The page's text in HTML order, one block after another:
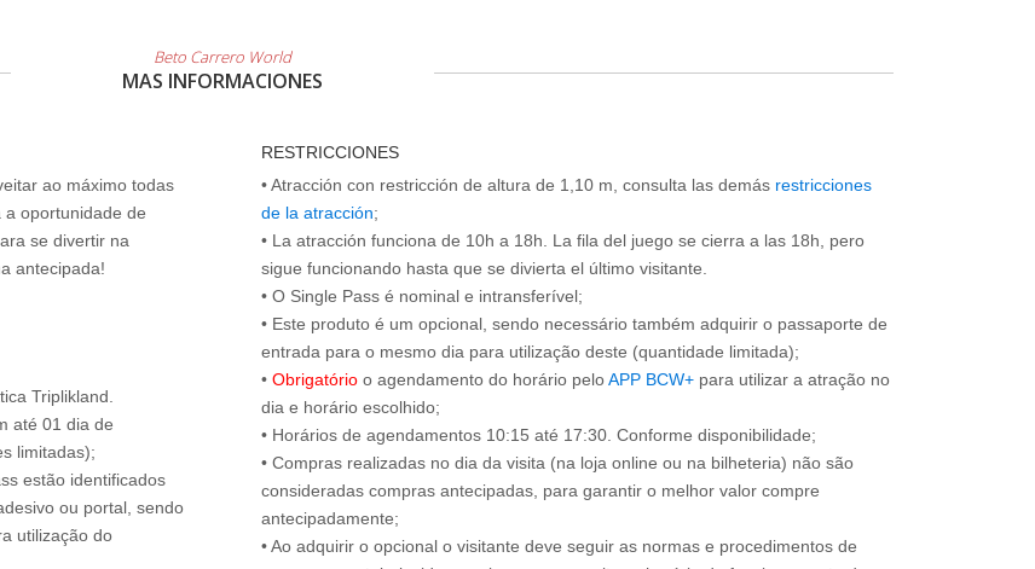
Beto Carrero World
MAS INFORMACIONES
ao máximo todas
oportunidade de
se divertir na
antecipada!
Triplikland.
até 01 dia de
limitadas);
estão identificados
ou portal, sendo
utilização do
RESTRICCIONES
• Atracción con restricción de altura de 1,10 m, consulta las demás restricciones
de la atracción;
• La atracción funciona de 10h a 18h. La fila del juego se cierra a las 18h, pero
sigue funcionando hasta que se divierta el último visitante.
• O Single Pass é nominal e intransferível;
• Este produto é um opcional, sendo necessário também adquirir o passaporte de
entrada para o mesmo dia para utilização deste (quantidade limitada);
• Obrigatório o agendamento do horário peloAPP BCW+ para utilizar a atração no
dia e horário escolhido;
• Horários de agendamentos 10:15 até 17:30. Conforme disponibilidade;
• Compras realizadas no dia da visita (na loja online ou na bilheteria) não são
consideradas compras antecipadas, para garantir o melhor valor compre
antecipadamente;
• Ao adquirir o opcional o visitante deve seguir as normas e procedimentos de